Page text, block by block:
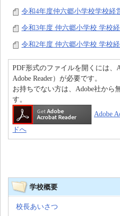
令和4年度仲六郷小学校学校経
令和3年度 仲六郷小学校 学校経
令和2年度 仲六郷小学校 学校経
PDF形式のファイルを開くには、
Adobe Reader）が必要です。
お持ちでない方は、Adobe社から
す。
Adobe
ドへ
学校概要
校長あいさつ